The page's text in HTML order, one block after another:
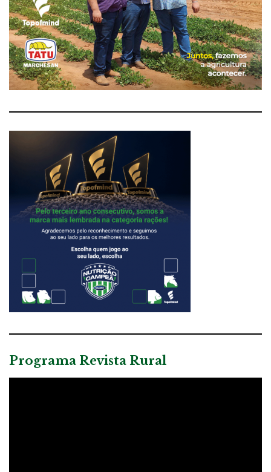
Programa Revista Rural